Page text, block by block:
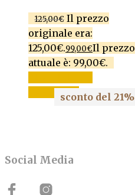
125,00€ Il prezzo
originale era:
125,00€.99,00€Il prezzo
attuale è: 99,00€.
CARRELLOsconto del 21%
Social Media